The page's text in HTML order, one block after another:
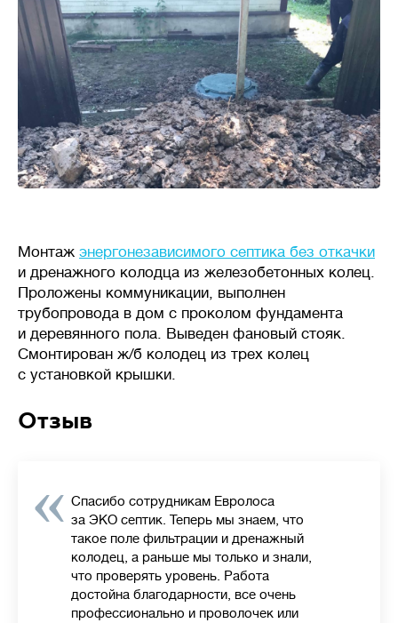
Монтаж энергонезависимого септика без откачки
и дренажного колодца из железобетонных колец.
Проложены коммуникации, выполнен
трубопровода в дом с проколом фундамента
и деревянного пола. Выведен фановый стояк.
Смонтирован ж/б колодец из трех колец
с установкой крышки.
Отзыв
Спасибо сотрудникам Евролоса
за ЭКО септик. Теперь мы знаем, что
такое поле фильтрации и дренажный
колодец, а раньше мы только и знали,
что проверять уровень. Работа
достойна благодарности, все очень
профессионально и проволочек или